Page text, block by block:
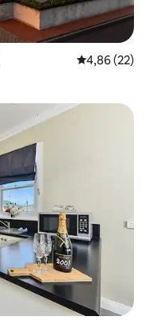
Keskmine
4,86 (22)